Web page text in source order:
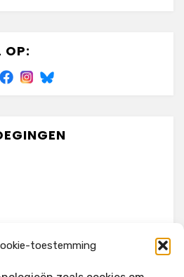
toestemming
OP: